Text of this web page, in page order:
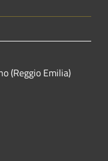
(Reggio Emilia)